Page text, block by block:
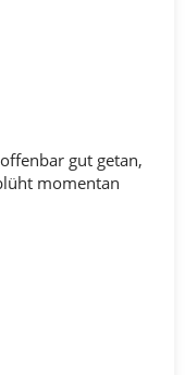
gut getan,
momentan